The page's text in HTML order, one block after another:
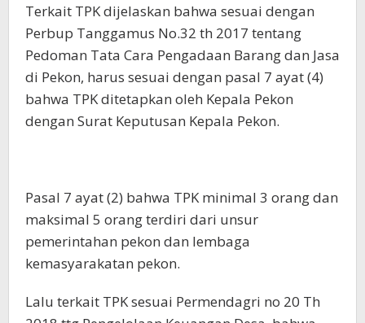
Terkait TPK dijelaskan bahwa sesuai dengan
Perbup Tanggamus No.32 th 2017 tentang
Pedoman Tata Cara Pengadaan Barang dan Jasa
di Pekon, harus sesuai dengan pasal 7 ayat (4)
bahwa TPK ditetapkan oleh Kepala Pekon
dengan Surat Keputusan Kepala Pekon.
Pasal 7 ayat (2) bahwa TPK minimal 3 orang dan
maksimal 5 orang terdiri dari unsur
pemerintahan pekon dan lembaga
kemasyarakatan pekon.
Lalu terkait TPK sesuai Permendagri no 20 Th